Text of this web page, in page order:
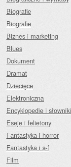
Biografie
Biografie
Biznes i marketing
Blues
Dokument
Dramat
Dziecięce
Elektroniczna
Encyklopedie i słowniki
Eseje i felietony
Fantastyka i horror
Fantastyka i s-f
Film